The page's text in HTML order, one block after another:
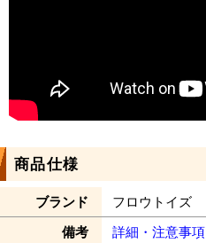
商品仕様
ブランド
フロウトイズ
備考
詳細・注意事項